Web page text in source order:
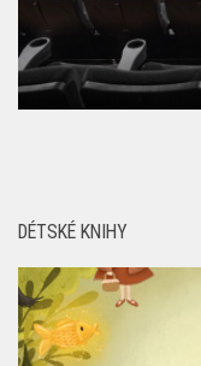
DÉTSKÉ KNIHY